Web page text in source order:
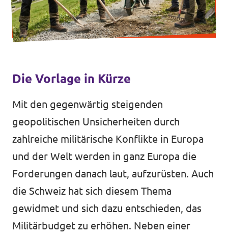
Offene Stellen
Transparenz
Die Vorlage in Kürze
Mit den gegenwärtig steigenden
geopolitischen Unsicherheiten durch
zahlreiche militärische Konflikte in Europa
und der Welt werden in ganz Europa die
Forderungen danach laut, aufzurüsten. Auch
die Schweiz hat sich diesem Thema
gewidmet und sich dazu entschieden, das
Militärbudget zu erhöhen. Neben einer